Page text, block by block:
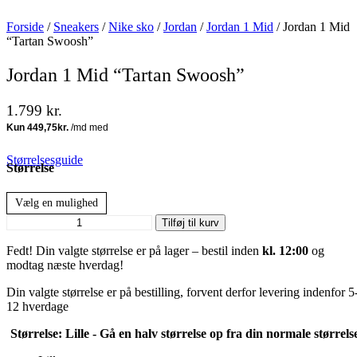
Forside / Sneakers /Nike sko /Jordan /Jordan 1 Mid / Jordan 1 Mid
“Tartan Swoosh”
Jordan 1 Mid “Tartan Swoosh”
1.799 kr.
Størrelsesguide
Størrelse
Vælg en mulighed
Mid
"Tartan
antal
Tilføj til kurv
Fedt! Din valgte størrelse er på lager – bestil inden kl. 12:00 og
modtag næste hverdag!
Din valgte størrelse er på bestilling, forvent derfor levering indenfor
12 hverdage
Størrelse: Lille - Gå en halv størrelse op fra din normale